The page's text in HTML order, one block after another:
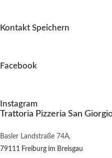
Kontakt Speichern
Facebook
Instagram
Trattoria Pizzeria San
Basler Landstraße 74A,
79111 Freiburg im Breisgau